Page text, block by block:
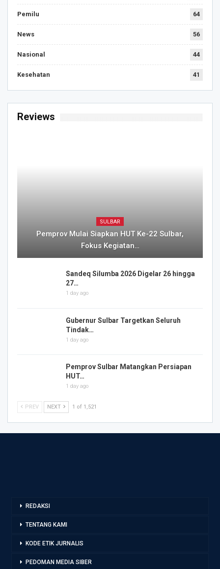
Pemilu 64
News 56
Nasional 44
Kesehatan 41
Reviews
SULBAR
Pemprov Mulai Siapkan HUT Ke-22 Sulbar,
Fokus Kegiatan…
Sandeq Silumba 2026 Digelar 26 hingga
27…
1 day ago
Gubernur Sulbar Targetkan Seluruh
Tindak…
1 day ago
Pemprov Sulbar Matangkan Persiapan
HUT…
1 day ago
PREV NEXT 1 of 1,521
REDAKSI
TENTANG KAMI
KODE ETIK JURNALIS
PEDOMAN MEDIA SIBER